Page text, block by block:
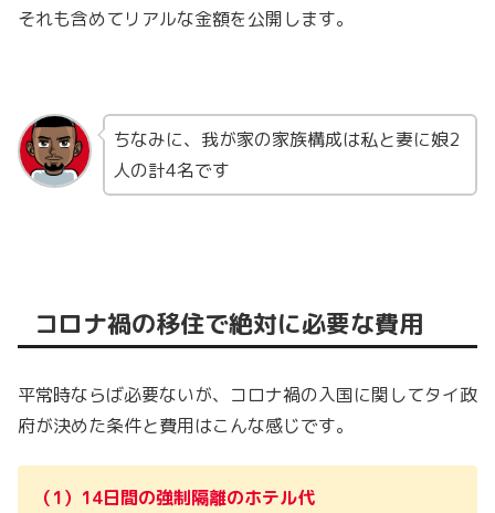
それも含めてリアルな金額を公開します。
ちなみに、我が家の家族構成は私と妻に娘2
人の計4名です
コロナ禍の移住で絶対に必要な費用
平常時ならば必要ないが、コロナ禍の入国に関してタイ政
府が決めた条件と費用はこんな感じです。
（1）14日間の強制隔離のホテル代